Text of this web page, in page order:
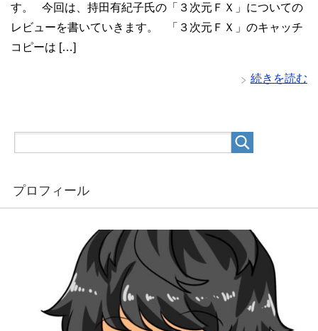
す。 今回は、持田有紀子氏の「３次元ＦＸ」についての
レビューを書いていきます。 「３次元ＦＸ」のキャッチ
コピーは […]
続きを読む
プロフィール